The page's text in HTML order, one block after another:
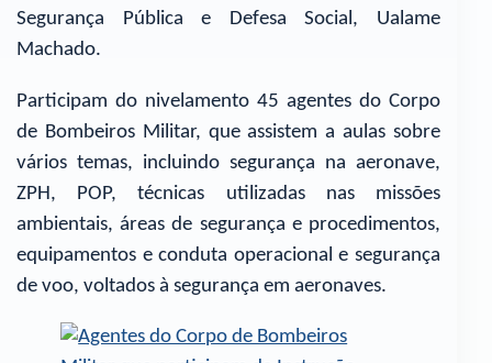
Segurança Pública e Defesa Social, Ualame
Machado.
Participam do nivelamento 45 agentes do Corpo
de Bombeiros Militar, que assistem a aulas sobre
vários temas, incluindo segurança na aeronave,
ZPH, POP, técnicas utilizadas nas missões
ambientais, áreas de segurança e procedimentos,
equipamentos e conduta operacional e segurança
de voo, voltados à segurança em aeronaves.